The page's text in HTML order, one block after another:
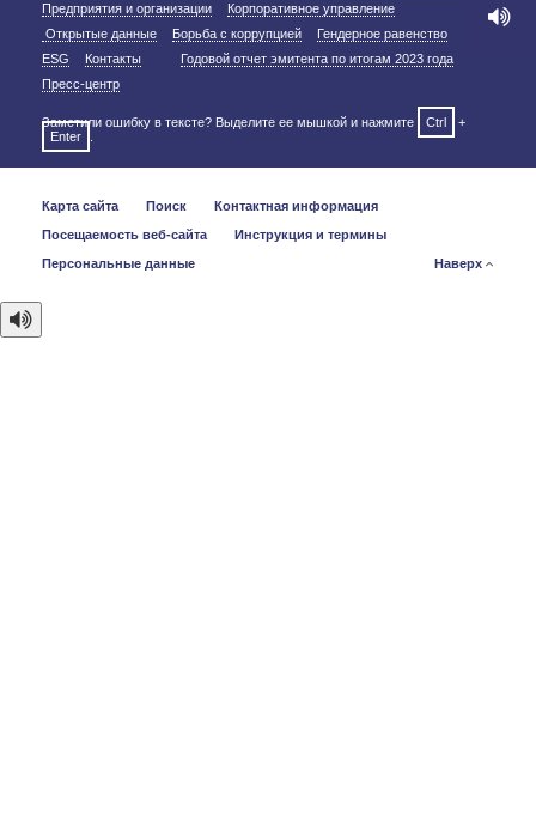
Предприятия и организации
Корпоративное управление
Открытые данные
Борьба с коррупцией
Гендерное равенство
ESG
Контакты
Годовой отчет эмитента по итогам 2023 года
Пресс-центр
Заметили ошибку в тексте? Выделите ее мышкой и нажмите Ctrl
+
Enter
Карта сайта Поиск
Контактная информация
Посещаемость веб-сайта
Инструкция и термины
Персональные данные
Наверх